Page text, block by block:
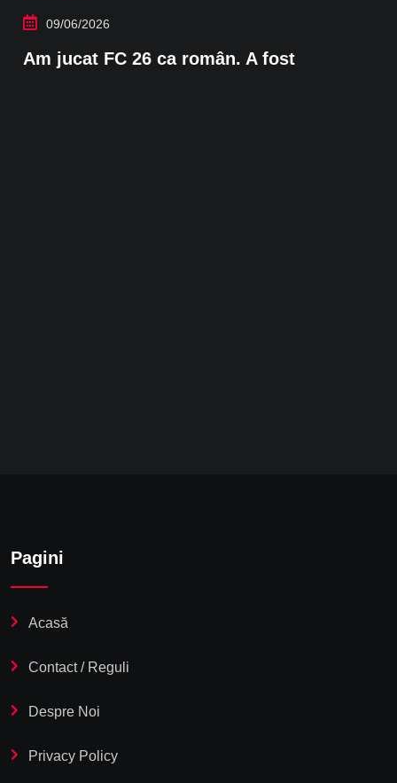
09/06/2026
Am jucat FC 26 ca român. A fost
Pagini
Acasă
Contact / Reguli
Despre Noi
Privacy Policy